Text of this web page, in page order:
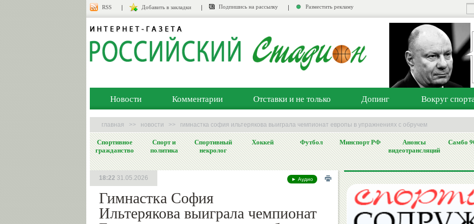
RSS Добавить в закладки Подпишись на рассылку Разместить рекламу
Новости Комментарии Отставки и не только Допинг Вокруг
главная >> новости >> гимнастка софия ильтерякова выиграла чемпионат европы в упражнениях с обручем
Спортивное
гражданство
Спорт и
политика
Спортивный
некролог
Хоккей Футбол Минспорт РФ
Анонсы
видеотрансляций
Самбо
► Аудио
Гимнастка София
Ильтерякова выиграла чемпионат
18:22 31.05.2026